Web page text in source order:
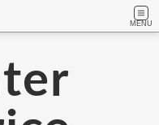
MENU